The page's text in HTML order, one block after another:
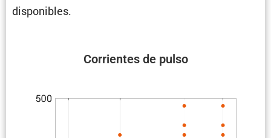
disponibles.
Corrientes de pulso